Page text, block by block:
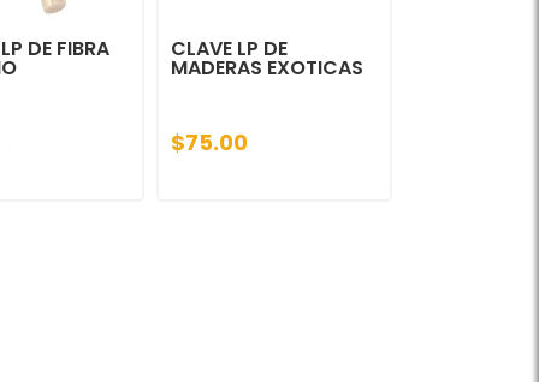
DE FIBRA CLAVE LP DE
MADERAS EXOTICAS
$75.00